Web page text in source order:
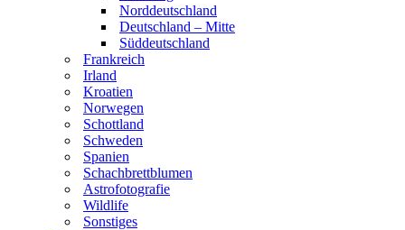
Norddeutschland
Deutschland – Mitte
Süddeutschland
Frankreich
Irland
Kroatien
Norwegen
Schottland
Schweden
Spanien
Schachbrettblumen
Astrofotografie
Wildlife
Sonstiges